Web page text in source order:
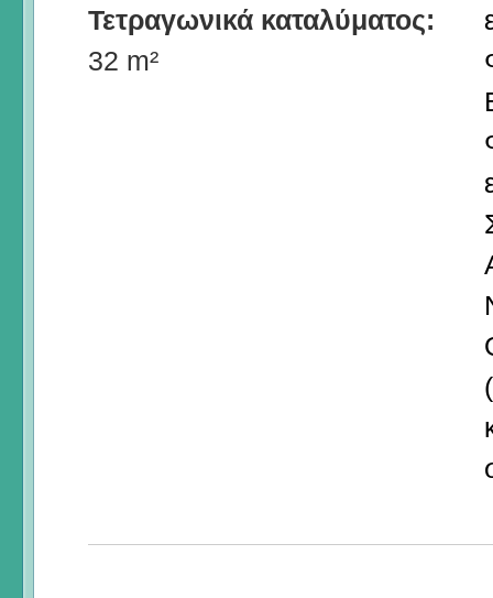
Τετραγωνικά καταλύματος:
32 m²